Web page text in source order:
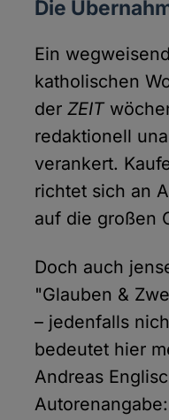
Die
Ein
katholischen
derZEIT
redaktionell
verankert.
richtet sich an
auf die großen
Doch auch
"Glauben &
– jedenfalls
bedeutet hier
Andreas